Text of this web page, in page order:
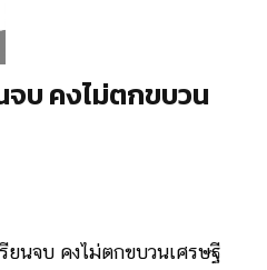
บ คงไม่ตกขบวน
ยนจบ คงไม่ตกขบวนเศรษฐี